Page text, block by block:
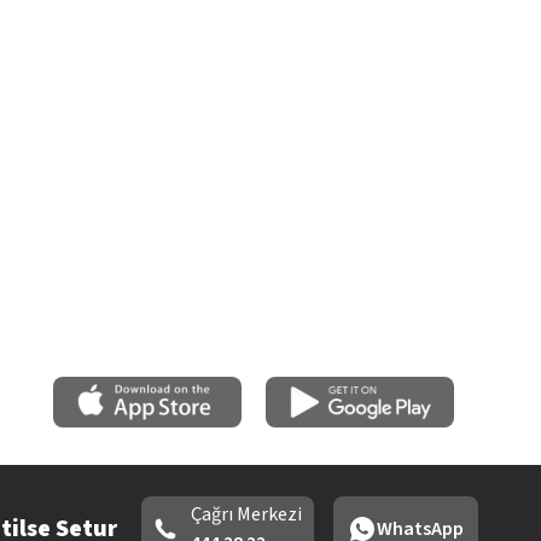
Setur
Çağrı Merkezi
WhatsApp